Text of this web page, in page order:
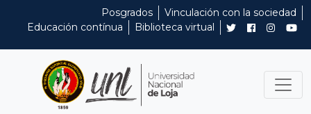
Posgrados
Vinculación con la sociedad
Educación contínua
Biblioteca virtual